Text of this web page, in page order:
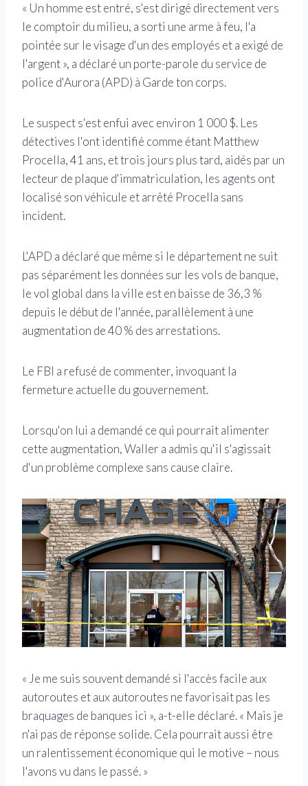
« Un homme est entré, s'est dirigé directement vers
le comptoir du milieu, a sorti une arme à feu, l'a
pointée sur le visage d'un des employés et a exigé de
l'argent », a déclaré un porte-parole du service de
police d'Aurora (APD) à Garde ton corps.
Le suspect s'est enfui avec environ 1 000 $. Les
détectives l'ont identifié comme étant Matthew
Procella, 41 ans, et trois jours plus tard, aidés par un
lecteur de plaque d'immatriculation, les agents ont
localisé son véhicule et arrêté Procella sans
incident.
L'APD a déclaré que même si le département ne suit
pas séparément les données sur les vols de banque,
le vol global dans la ville est en baisse de 36,3 %
depuis le début de l'année, parallèlement à une
augmentation de 40 % des arrestations.
Le FBI a refusé de commenter, invoquant la
fermeture actuelle du gouvernement.
Lorsqu'on lui a demandé ce qui pourrait alimenter
cette augmentation, Waller a admis qu'il s'agissait
d'un problème complexe sans cause claire.
« Je me suis souvent demandé si l'accès facile aux
autoroutes et aux autoroutes ne favorisait pas les
braquages ​​de banques ici », a-t-elle déclaré. « Mais je
n'ai pas de réponse solide. Cela pourrait aussi être
un ralentissement économique qui le motive – nous
l'avons vu dans le passé. »